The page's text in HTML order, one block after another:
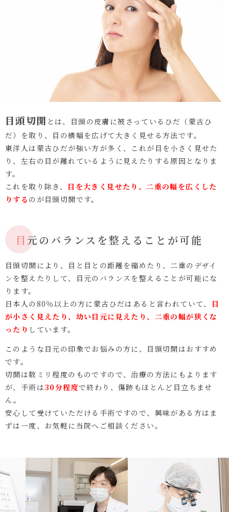
目頭切開 とは、目頭の皮膚に被さっているひだ（蒙古ひ
だ）を取り、目の横幅を広げて大きく見せる方法です。
東洋人は蒙古ひだが強い方が多く、これが目を小さく見せた
り、左右の目が離れているように見えたりする原因となりま
す。
これを取り除き、 目を大きく見せたり、二重の幅を広くした
りする のが目頭切開です。
目元のバランスを整えることが可能
目頭切開により、目と目との距離を縮めたり、二重のデザイ
ンを整えたりして、目元のバランスを整えることが可能にな
ります。
日本人の80％以上の方に蒙古ひだはあると言われていて、
目
が小さく見えたり、幼い目元に見えたり、二重の幅が狭くな
ったり しています。
このような目元の印象でお悩みの方に、目頭切開はおすすめ
です。
切開は数ミリ程度のものですので、治療の方法にもよります
が、手術は30分程度で終わり、傷跡もほとんど目立ちませ
ん。
安心して受けていただける手術ですので、興味がある方はま
ずは一度、お気軽に当院へご相談ください。
Previous Next